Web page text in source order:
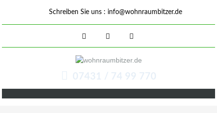
Schreiben Sie uns : info@wohnraumbitzer.de
07431 / 74 99 770